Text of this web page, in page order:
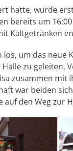
hatte, wurde
bereits um
Kaltgetränken
um das neue
zu geleiten.
zusammen mit
war beiden
auf den Weg zur